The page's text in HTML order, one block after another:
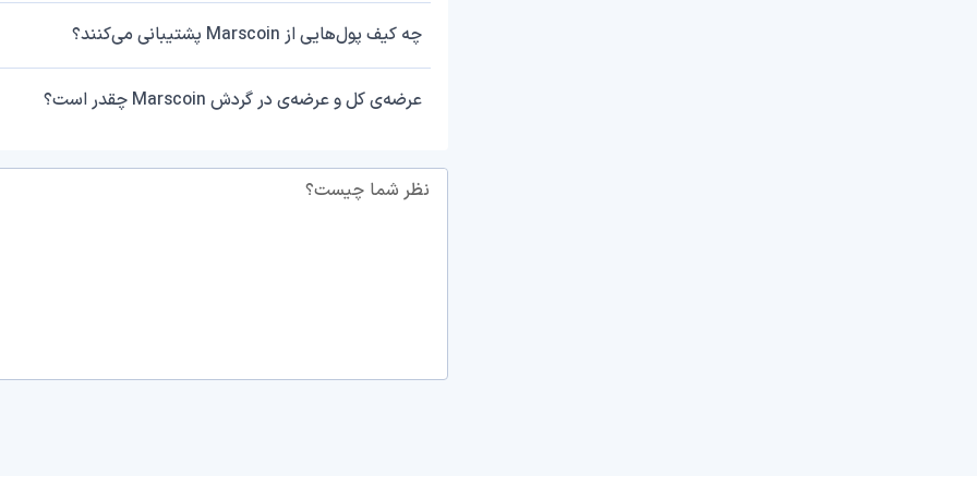
چه کیف پول‌هایی از Marscoin پشتیبانی می‌کنند؟
عرضه‌ی کل و عرضه‌ی در گردش Marscoin چقدر است؟
نظر شما چیست؟